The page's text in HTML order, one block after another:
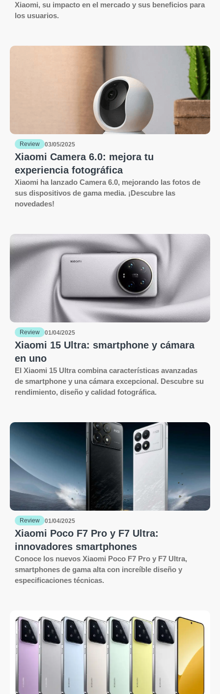
Xiaomi, su impacto en el mercado y sus beneficios para
los usuarios.
Review 03/05/2025
Xiaomi Camera 6.0: mejora tu
experiencia fotográfica
Xiaomi ha lanzado Camera 6.0, mejorando las fotos de
sus dispositivos de gama media. ¡Descubre las
novedades!
Review 01/04/2025
Xiaomi 15 Ultra: smartphone y cámara
en uno
El Xiaomi 15 Ultra combina características avanzadas
de smartphone y una cámara excepcional. Descubre su
rendimiento, diseño y calidad fotográfica.
Review 01/04/2025
Xiaomi Poco F7 Pro y F7 Ultra:
innovadores smartphones
Conoce los nuevos Xiaomi Poco F7 Pro y F7 Ultra,
smartphones de gama alta con increíble diseño y
especificaciones técnicas.